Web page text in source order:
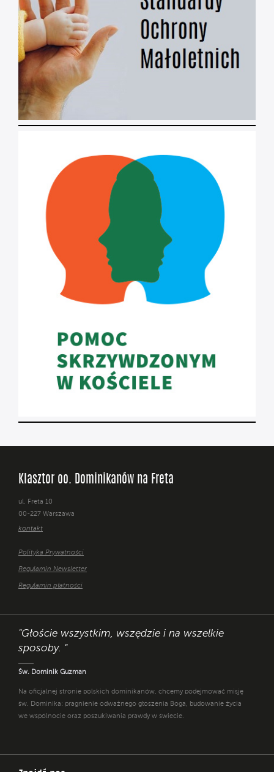
Klasztor oo. Dominikanów na Freta
ul. Freta 10
00-227 Warszawa
kontakt
Polityka Prywatności
Regulamin Newsletter
Regulamin płatności
"Głoście wszystkim, wszędzie i na wszelkie
sposoby. "
Św. Dominik Guzman
Na oficjalnej stronie polskich dominikanów, chcemy podejmować misję
św. Dominika: pragnienie odważnego głoszenia Boga, budowanie życia
we wspólnocie oraz poszukiwania prawdy w świecie.